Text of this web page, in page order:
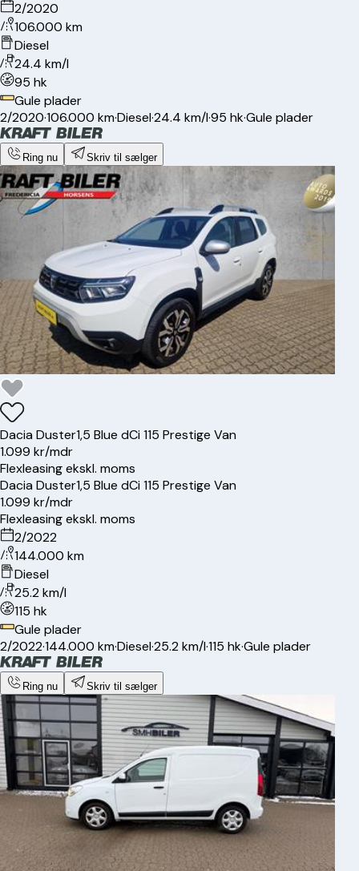
2/2020
106.000 km
Diesel
24.4 km/l
95 hk
Gule plader
2/2020·106.000 km·Diesel·24.4 km/l·95 hk·Gule plader
Ring nu Skriv til sælger
DaciaDuster1,5 Blue dCi 115 Prestige Van
1.099 kr/mdr
Flexleasing ekskl. moms
DaciaDuster1,5 Blue dCi 115 Prestige Van
1.099 kr/mdr
Flexleasing ekskl. moms
2/2022
144.000 km
Diesel
25.2 km/l
115 hk
Gule plader
2/2022·144.000 km·Diesel·25.2 km/l·115 hk·Gule plader
Ring nu Skriv til sælger